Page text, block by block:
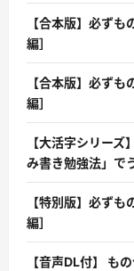
【合本版】必ず
編］
【合本版】必ず
編］
【大活字シリー
み書き勉強法」で
【特別版】必ず
編］
【音声DL付】 も